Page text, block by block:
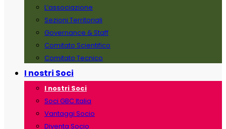
L’associazione
Sezioni Territoriali
Governance & Staff
Comitato Scientifico
Comitato Tecnico
I nostri Soci
I nostri Soci
Soci GBC Italia
Vantaggi Socio
Diventa Socio